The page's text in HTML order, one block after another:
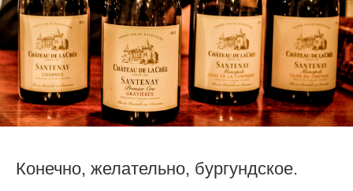
Конечно, желательно, бургундское.